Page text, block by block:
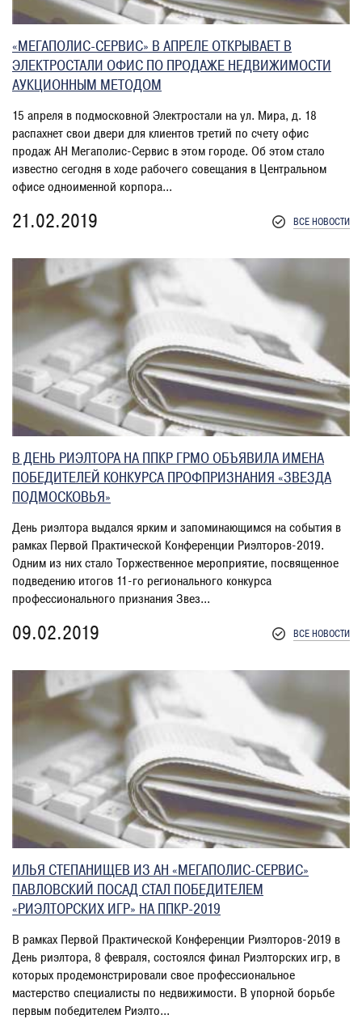
«МЕГАПОЛИС-СЕРВИС» В АПРЕЛЕ ОТКРЫВАЕТ В
ЭЛЕКТРОСТАЛИ ОФИС ПО ПРОДАЖЕ НЕДВИЖИМОСТИ
АУКЦИОННЫМ МЕТОДОМ
15 апреля в подмосковной Электростали на ул. Мира, д. 18
распахнет свои двери для клиентов третий по счету офис
продаж АН Мегаполис-Сервис в этом городе. Об этом стало
известно сегодня в ходе рабочего совещания в Центральном
офисе одноименной корпора...
21.02.2019 ВСЕ НОВОСТИ
В ДЕНЬ РИЭЛТОРА НА ППКР ГРМО ОБЪЯВИЛА ИМЕНА
ПОБЕДИТЕЛЕЙ КОНКУРСА ПРОФПРИЗНАНИЯ «ЗВЕЗДА
ПОДМОСКОВЬЯ»
День риэлтора выдался ярким и запоминающимся на события в
рамках Первой Практической Конференции Риэлторов-2019.
Одним из них стало Торжественное мероприятие, посвященное
подведению итогов 11-го регионального конкурса
профессионального признания Звез...
09.02.2019 ВСЕ НОВОСТИ
ИЛЬЯ СТЕПАНИЩЕВ ИЗ АН «МЕГАПОЛИС-СЕРВИС»
ПАВЛОВСКИЙ ПОСАД СТАЛ ПОБЕДИТЕЛЕМ
«РИЭЛТОРСКИХ ИГР» НА ППКР-2019
В рамках Первой Практической Конференции Риэлторов-2019 в
День риэлтора, 8 февраля, состоялся финал Риэлторских игр, в
которых продемонстрировали свое профессиональное
мастерство специалисты по недвижимости. В упорной борьбе
первым победителем Риэлто...